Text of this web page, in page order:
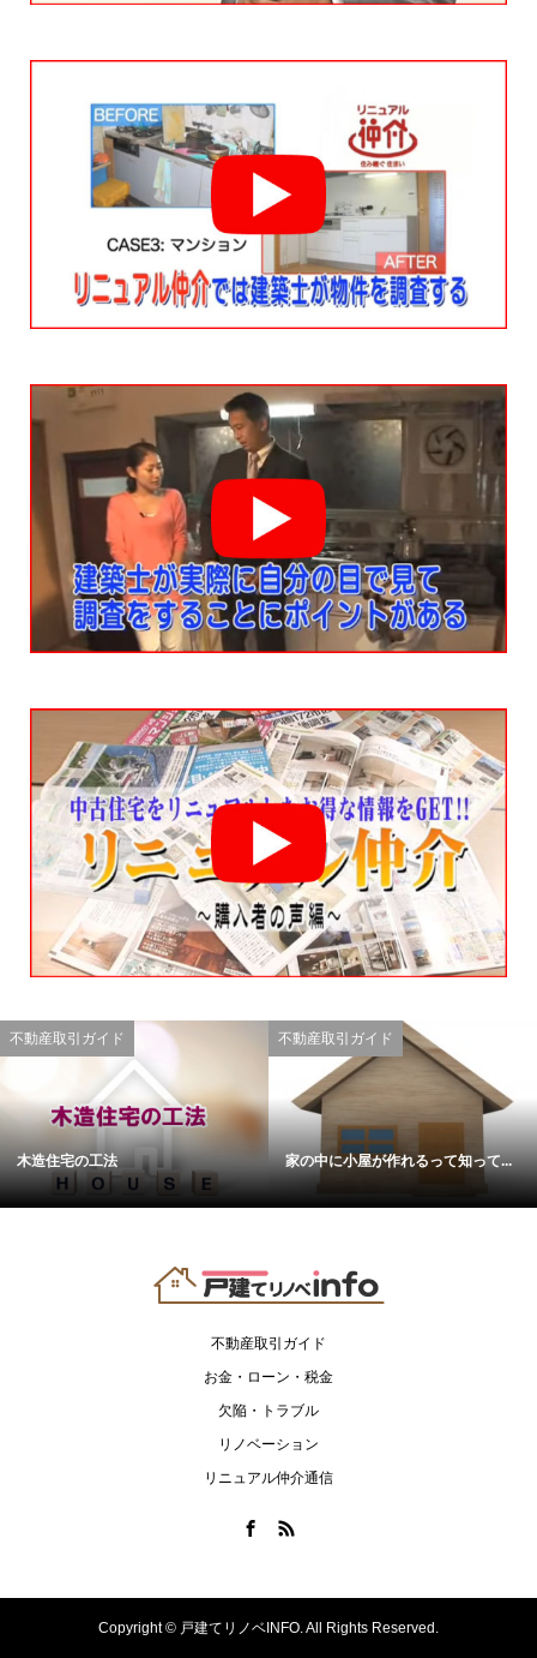
不動産取引ガイド
木造住宅の工法
不動産取引ガイド
家の中に小屋が作れるって知って...
不動産取引ガイド
お金・ローン・税金
欠陥・トラブル
リノベーション
リニュアル仲介通信
Copyright © 戸建てリノベINFO. All Rights Reserved.